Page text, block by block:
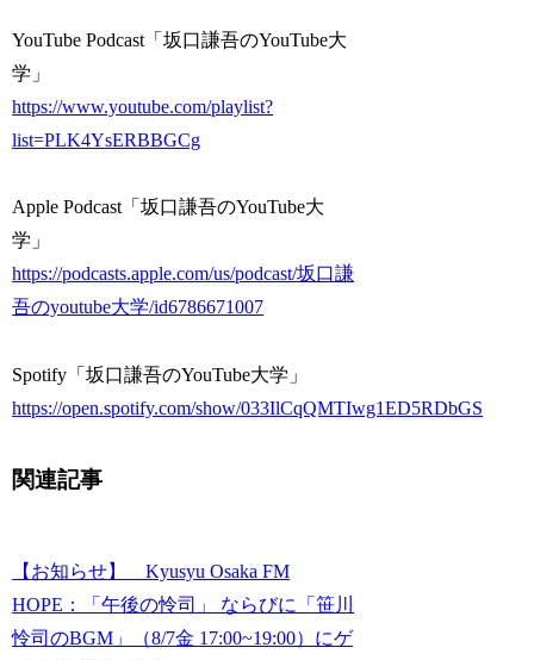
YouTube Podcast「坂口謙吾のYouTube大
学」
https://www.youtube.com/playlist?
list=PLK4YsERBBGCg
Apple Podcast「坂口謙吾のYouTube大
学」
https://podcasts.apple.com/us/podcast/坂口謙
吾のyoutube大学/id6786671007
Spotify「坂口謙吾のYouTube大学」
https://open.spotify.com/show/033IlCqQMTIwg1ED5RDbGS
関連記事
【お知らせ】 Kyusyu Osaka FM
HOPE：「午後の怜司」 ならびに「笹川
怜司のBGM」（8/7金 17:00~19:00）にゲ